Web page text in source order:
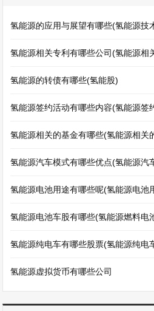
氢能源的应用与展望有哪些(氢能源技
氢能源相关专利有哪些公司(氢能源相
氢能源的转债有哪些(氢能股)
氢能源签约活动有哪些内容(氢能源签
氢能源相关的基金有哪些(氢能源相关
氢能源汽车模式有哪些优点(氢能源汽
氢能源电池用途有哪些呢(氢能源电池
氢能源电池车股有哪些(氢能源燃料电
氢能源纯电车有哪些股票(氢能源纯电
氢能源虚拟货币有哪些公司